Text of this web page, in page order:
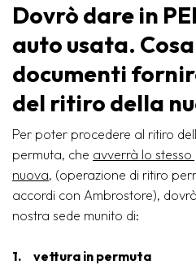
Dovrò dare in
auto usata.
documenti
del ritiro della
Per poter procedere al ritiro
permuta, che avverrà lo stesso
nuova, (operazione di ritiro
accordi con Ambrostore),
nostra sede munito di:
1. vettura in permuta